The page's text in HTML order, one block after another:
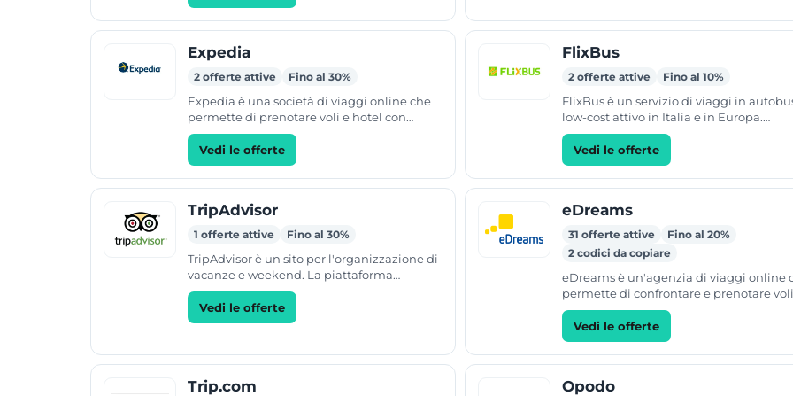
Expedia
2 offerte attive Fino al 30%
Expedia è una società di viaggi online che
permette di prenotare voli e hotel con
un'unica transazione. Il servizio include la
possibilità di...
Vedi le offerte
FlixBus
2 offerte attive Fino al 10%
FlixBus è un servizio di viaggi in
low-cost attivo in Italia e in Europa.
L'azienda offre collegamenti verso oltre
8.000 destinazioni in...
Vedi le offerte
TripAdvisor
1 offerte attive Fino al 30%
TripAdvisor è un sito per l'organizzazione di
vacanze e weekend. La piattaforma
permette di consultare recensioni e pareri
di utenti su...
Vedi le offerte
eDreams
31 offerte attive
Fino al 20%
2 codici da copiare
eDreams è un'agenzia di viaggi online
permette di confrontare e prenotare
sistemazioni alberghiere, biglietti del
e noleggio auto....
Vedi le offerte
Trip.com Opodo